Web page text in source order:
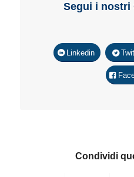
Segui i nostri
Linkedin
Condividi